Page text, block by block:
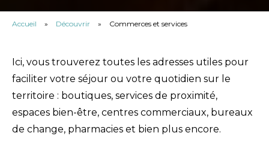
Accueil » Découvrir » Commerces et services
Ici, vous trouverez toutes les adresses utiles pour
faciliter votre séjour ou votre quotidien sur le
territoire : boutiques, services de proximité,
espaces bien-être, centres commerciaux, bureaux
de change, pharmacies et bien plus encore.